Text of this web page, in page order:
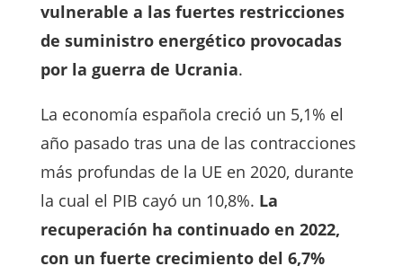
vulnerable a las fuertes restricciones
de suministro energético provocadas
por la guerra de Ucrania.
La economía española creció un 5,1% el
año pasado tras una de las contracciones
más profundas de la UE en 2020, durante
la cual el PIB cayó un 10,8%. La
recuperación ha continuado en 2022,
con un fuerte crecimiento del 6,7%